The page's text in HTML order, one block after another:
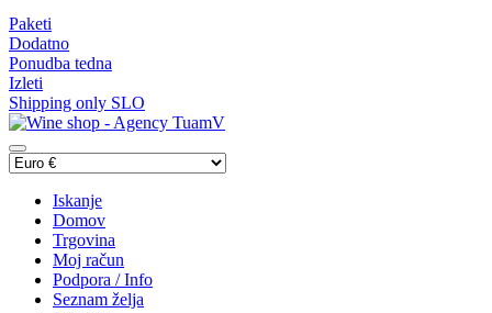
Paketi
Dodatno
Ponudba tedna
Izleti
Shipping only SLO
Iskanje
Domov
Trgovina
Moj račun
Podpora / Info
Seznam želja